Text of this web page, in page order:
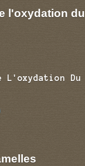
l'oxydation du
L'oxydation Du